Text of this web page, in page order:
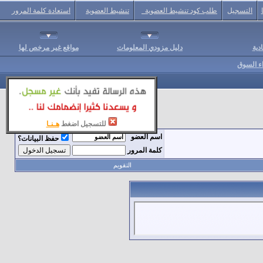
للتسجيل اضغط هـنـا
التسجيل طلب كود تنشيط العضوية تنشيط العضوية استعادة كلمة المرور
دليل مزودي المعلومات مواقع غير مرخص لها
السوق
اسم العضو
حفظ البيانات؟
كلمة المرور
التقويم